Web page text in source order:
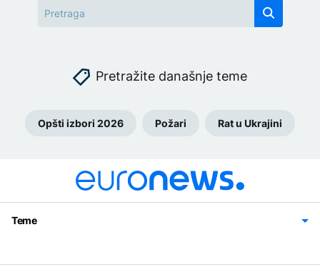
Pretražite današnje teme
Opšti izbori 2026 Požari Rat u Ukrajini
Teme
Svijet
Sport